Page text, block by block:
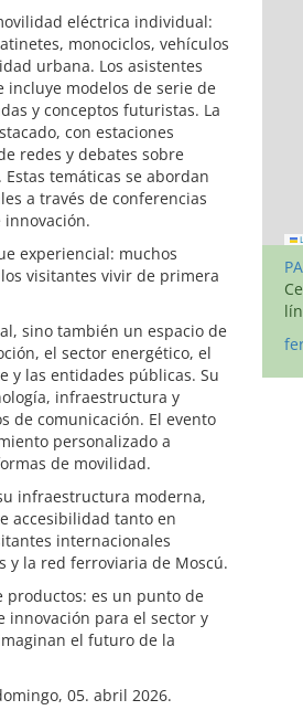
eléctrica individual:
monociclos, vehículos
urbana. Los asistentes
modelos de serie de
y conceptos futuristas. La
con estaciones
redes y debates sobre
temáticas se abordan
a través de conferencias
innovación.
experiencial: muchos
visitantes vivir de primera
sino también un espacio de
el sector energético, el
y las entidades públicas. Su
infraestructura y
de comunicación. El evento
personalizado a
de movilidad.
infraestructura moderna,
accesibilidad tanto en
internacionales
y la red ferroviaria de Moscú.
productos: es un punto de
para el sector y
el futuro de la
05. abril 2026.